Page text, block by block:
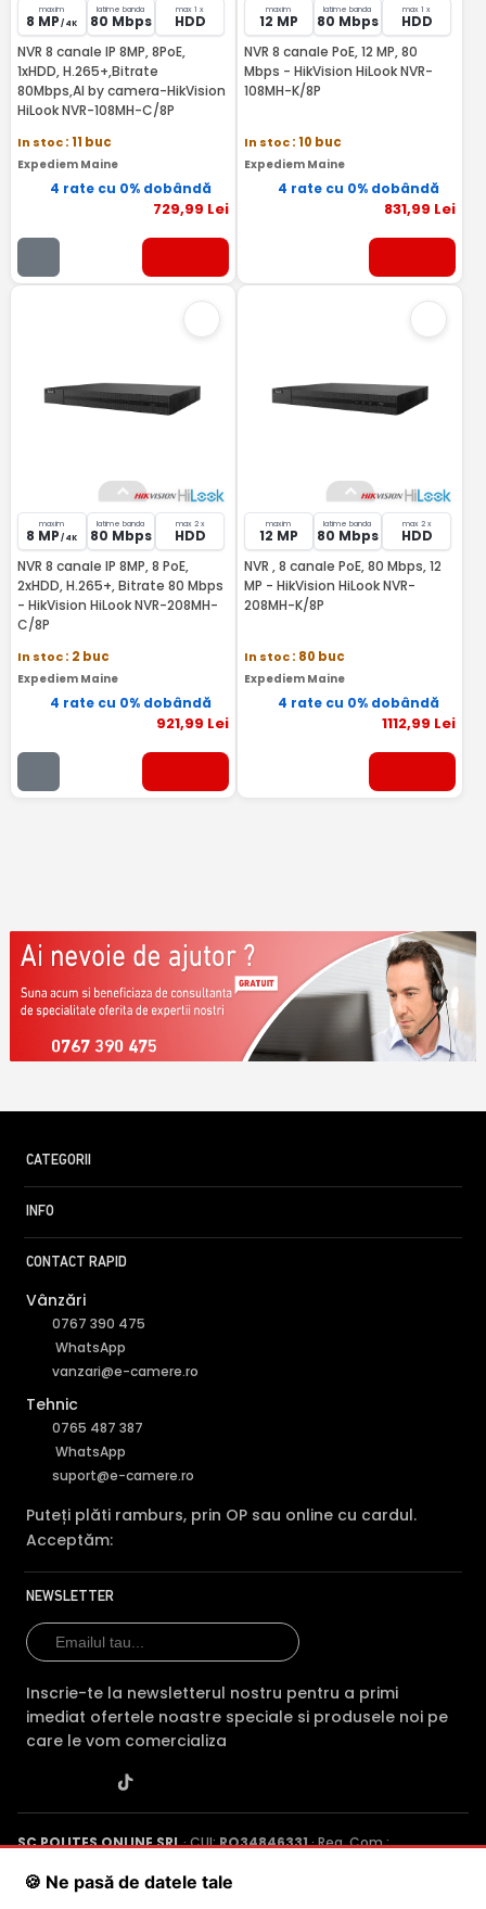
maxim
8 MP / 4K
latime banda
80 Mbps
max 1 x
HDD
NVR 8 canale IP 8MP, 8PoE,
1xHDD, H.265+,Bitrate
80Mbps,AI by camera-HikVision
HiLook NVR-108MH-C/8P
In stoc: 11 buc
Expediem Maine
4 rate cu 0% dobândă
729,99 Lei
maxim
12 MP
latime banda
80 Mbps
max 1 x
HDD
NVR 8 canale PoE, 12 MP, 80
Mbps - HikVision HiLook NVR-
108MH-K/8P
In stoc: 10 buc
Expediem Maine
4 rate cu 0% dobândă
831,99 Lei
maxim
8 MP / 4K
latime banda
80 Mbps
max 2 x
HDD
NVR 8 canale IP 8MP, 8 PoE,
2xHDD, H.265+, Bitrate 80 Mbps
- HikVision HiLook NVR-208MH-
C/8P
In stoc: 2 buc
Expediem Maine
4 rate cu 0% dobândă
921,99 Lei
maxim
12 MP
latime banda
80 Mbps
max 2 x
HDD
NVR , 8 canale PoE, 80 Mbps, 12
MP - HikVision HiLook NVR-
208MH-K/8P
In stoc: 80 buc
Expediem Maine
4 rate cu 0% dobândă
1112,99 Lei
0767 390 475
CATEGORII
INFO
CONTACT RAPID
Vânzări
0767 390 475
WhatsApp
vanzari@e-camere.ro
Tehnic
0765 487 387
WhatsApp
suport@e-camere.ro
Puteți plăti ramburs, prin OP sau online cu cardul.
Acceptăm:
NEWSLETTER
Inscrie-te la newsletterul nostru pentru a primi
imediat ofertele noastre speciale si produsele noi pe
care le vom comercializa
SC POLITES ONLINE SRL· CUI:RO34846331· Reg. Com.:
Poenaru, Nr. 1, Craiova, Jud. Dolj ·
🍪 Ne pasă de datele tale